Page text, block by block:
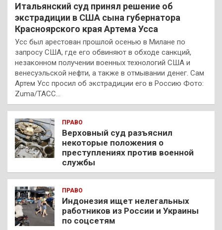
Итальянский суд принял решение об
экстрадиции в США сына губернатора
Красноярского края Артема Усса
Усс был арестован прошлой осенью в Милане по
запросу США, где его обвиняют в обходе санкций,
незаконном получении военных технологий США и
венесуэльской нефти, а также в отмывании денег. Сам
Артем Усс просил об экстрадиции его в Россию Фото:
Zuma/ТАСС…
ПРАВО
Верховный суд разъяснил
некоторые положения о
преступлениях против военной
службы
ПРАВО
Индонезия ищет нелегальных
работников из России и Украины
по соцсетям